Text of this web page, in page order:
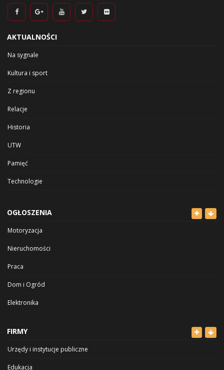
AKTUALNOŚCI
Na sygnale
Kultura i sport
Z regionu
Relacje
Historia
UTW
Pamięć
Technologie
OGŁOSZENIA
Motoryzacja
Nieruchomości
Praca
Dom i Ogród
Elektronika
FIRMY
Urzędy i instytucje publiczne
Edukacja